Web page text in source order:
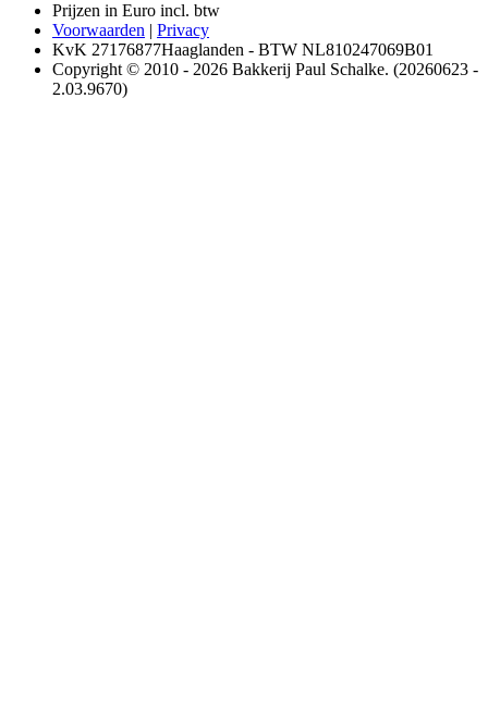
Prijzen in Euro incl. btw
Voorwaarden | Privacy
KvK 27176877Haaglanden - BTW NL810247069B01
Copyright © 2010 - 2026 Bakkerij Paul Schalke. (20260623 -
2.03.9670)